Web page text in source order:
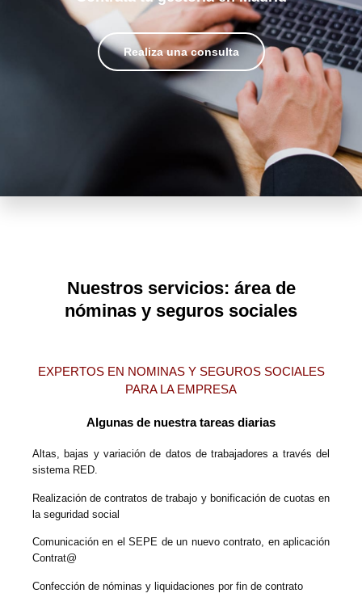
Realiza una consulta
Nuestros servicios: área de
nóminas y seguros sociales
EXPERTOS EN NOMINAS Y SEGUROS SOCIALES
PARA LA EMPRESA
Algunas de nuestra tareas diarias
Altas, bajas y variación de datos de trabajadores a través del
sistema RED.
Realización de contratos de trabajo y bonificación de cuotas en
la seguridad social
Comunicación en el SEPE de un nuevo contrato, en aplicación
Contrat@
Confección de nóminas y liquidaciones por fin de contrato